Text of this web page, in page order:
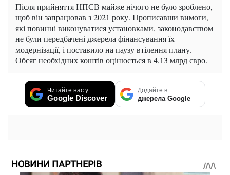
Після прийняття НПСВ майже нічого не було зроблено,
щоб він запрацював з 2021 року. Прописавши вимоги,
які повинні виконуватися установками, законодавством
не були передбачені джерела фінансування їх
модернізації, і поставило на паузу втілення плану.
Обсяг необхідних коштів оцінюється в 4,13 млрд євро.
Читайте нас у
Google Discover
Додайте в
джерела Google
НОВИНИ ПАРТНЕРІВ